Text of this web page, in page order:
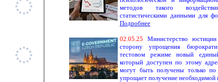
методов такого
статистическими данными для
Подробнее
02. 05. 25 Министерство
сторону упрощения
тестовом режиме новый
который доступен по этому
могут быть получены только
упрощает получение